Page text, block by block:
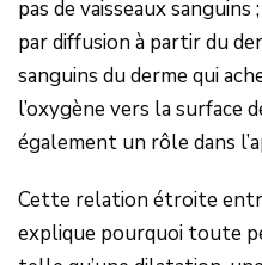
pas de vaisseaux
par diffusion à partir du
sanguins du derme qui
l’oxygène vers la surface
également un rôle dans
Cette relation étroite
explique pourquoi toute